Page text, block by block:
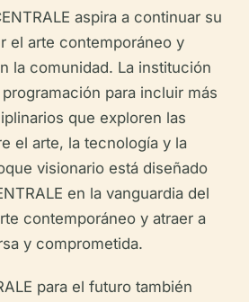
aspira a continuar su
el arte contemporáneo y
la comunidad. La institución
para incluir más
que exploren las
el arte, la tecnología y la
visionario está diseñado
en la vanguardia del
contemporáneo y atraer a
y comprometida.
para el futuro también